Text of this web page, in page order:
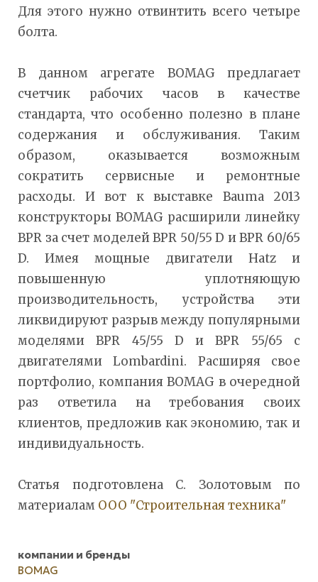
Для этого нужно отвинтить всего четыре
болта.
В данном агрегате BOMAG предлагает
счетчик рабочих часов в качестве
стандарта, что особенно полезно в плане
содержания и обслуживания. Таким
образом, оказывается возможным
сократить сервисные и ремонтные
расходы. И вот к выставке Bauma 2013
конструкторы BOMAG расширили линейку
BPR за счет моделей BPR 50/55 D и BPR 60/65
D. Имея мощные двигатели Hatz и
повышенную уплотняющую
производительность, устройства эти
ликвидируют разрыв между популярными
моделями BPR 45/55 D и BPR 55/65 с
двигателями Lombardini. Расширяя свое
портфолио, компания BOMAG в очередной
раз ответила на требования своих
клиентов, предложив как экономию, так и
индивидуальность.
Статья подготовлена С. Золотовым по
материалам ООО "Строительная техника"
компании и бренды
BOMAG